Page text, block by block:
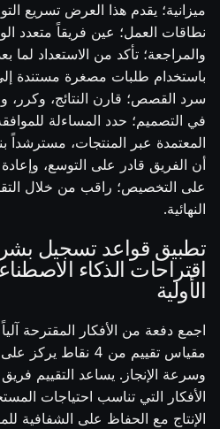
ميزانية؛ يقدم هذا العرض تسريع
نطاقات العمل؛ عين فريقاً متعدد
والمراجعة؛ تأكد من الاستعداد لما
سرد القصص؛ قارن النتائج،
في التصميم؛ حدد المساءلة للموافقة
المعتمدة عبر المنتجات، مسترشداً
أن الفريق قادر على التوسع،
على التخصيص؛ راقب من خلال
النهائية.
تطبيق قواعد تسجيل
اقتراحات الذكاء
الأولية
اجمع دفعة من الأفكار المقترحة
مقياس تقييم من 4
وسرعة الإنجاز. يساعد التقييم
الأفكار التي تناسب احتياجات
الإنتاج مع الحفاظ على الشفافية